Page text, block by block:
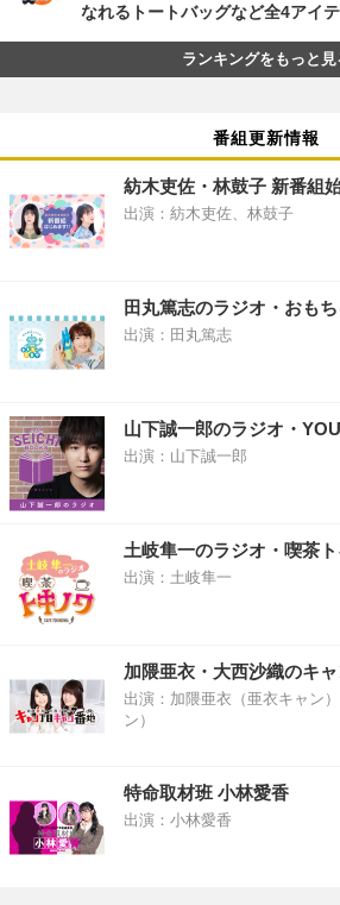
なれるトートバッグなど全4アイ
ランキングをもっと見
番組更新情報
紡木吏佐・林鼓子 新番組
出演：紡木吏佐、林鼓子
田丸篤志のラジオ・おも
出演：田丸篤志
山下誠一郎のラジオ・
出演：山下誠一郎
土岐隼一のラジオ・喫茶
出演：土岐隼一
加隈亜衣・大西沙織のキ
出演：加隈亜衣（亜衣キャン
ン）
特命取材班 小林愛香
出演：小林愛香